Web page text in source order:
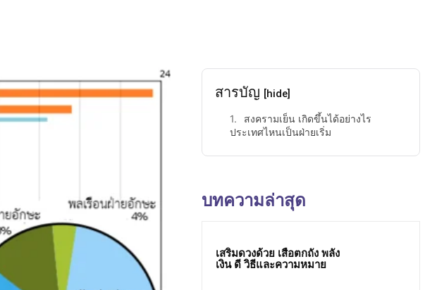
สารบัญ [hide]
สงครามเย็น เกิดขึ้นได้อย่างไร
ประเทศไหนเป็นฝ่ายเริ่ม
บทความล่าสุด
เสริมดวงด้วย เสือตกถัง พลัง
เงิน ดี วิธีและความหมาย